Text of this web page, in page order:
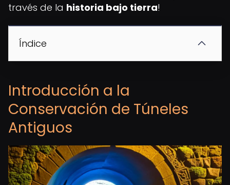
través de la historia bajo tierra!
Índice
Introducción a la
Conservación de Túneles
Antiguos